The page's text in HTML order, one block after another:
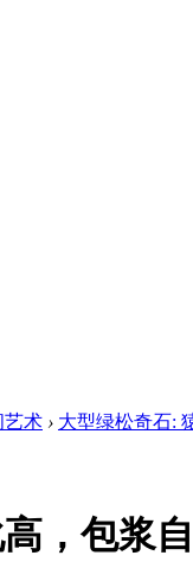
艺术 › 大型绿松奇石:
，包浆